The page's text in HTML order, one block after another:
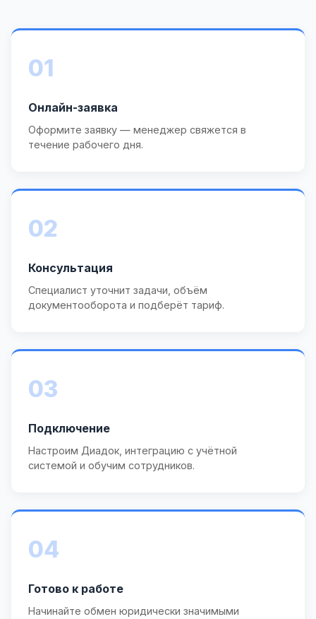
01
Онлайн-заявка
Оформите заявку — менеджер свяжется в
течение рабочего дня.
02
Консультация
Специалист уточнит задачи, объём
документооборота и подберёт тариф.
03
Подключение
Настроим Диадок, интеграцию с учётной
системой и обучим сотрудников.
04
Готово к работе
Начинайте обмен юридически значимыми